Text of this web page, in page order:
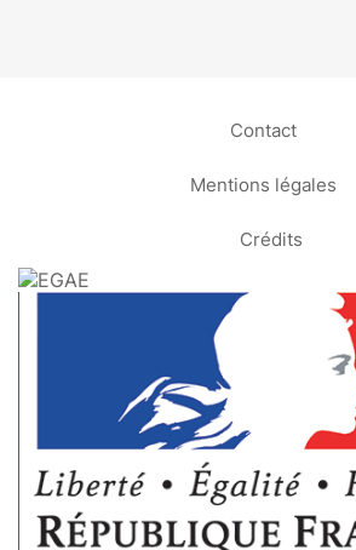
Contact
Mentions légales
Crédits